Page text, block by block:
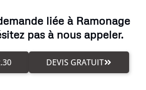
liée à Ramonage
pas à nous appeler.
DEVIS GRATUIT